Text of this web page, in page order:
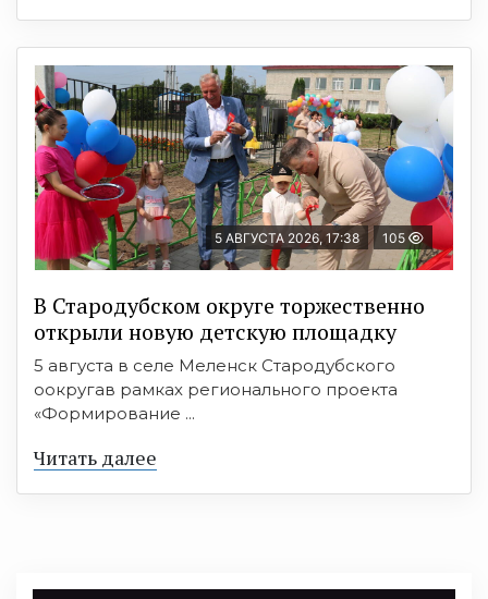
5 АВГУСТА 2026, 17:38 105
В Стародубском округе торжественно
открыли новую детскую площадку
5 августа в селе Меленск Стародубского
оокругав рамках регионального проекта
«Формирование ...
Читать далее